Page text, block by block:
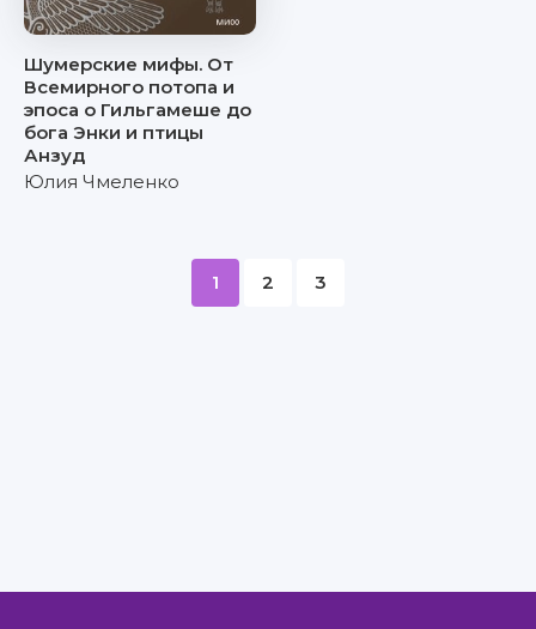
Шумерские мифы. От
Всемирного потопа и
эпоса о Гильгамеше до
бога Энки и птицы
Анзуд
Юлия Чмеленко
1 2 3